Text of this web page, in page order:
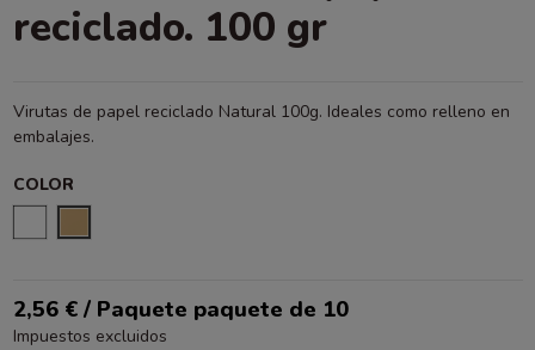
reciclado. 100 gr
Virutas de papel reciclado Natural 100g. Ideales como relleno en
embalajes.
COLOR
2,56 € / Paquete paquete de 10
Impuestos excluidos